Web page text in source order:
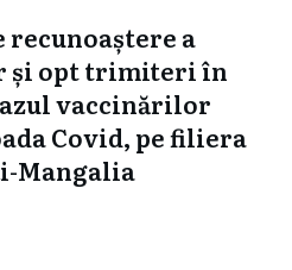
a
și opt trimiteri în
vaccinărilor
Covid, pe filiera
Mangalia